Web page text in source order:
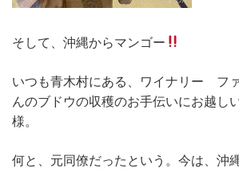
そして、沖縄からマンゴー
いつも青木村にある、ワイナリー フ
んのブドウの収穫のお手伝いにお越し
様。
何と、元同僚だったという。今は、沖